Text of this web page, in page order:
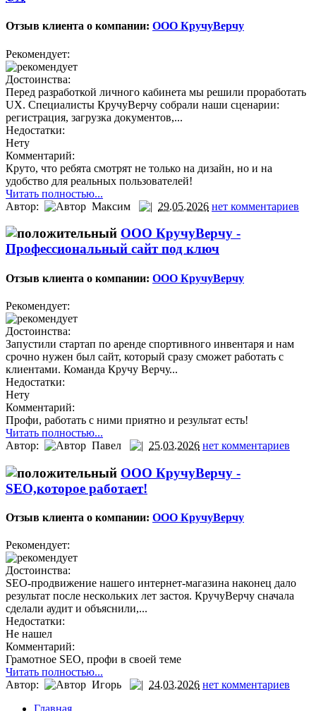
Отзыв клиента о компании: ООО КручуВерчу
Рекомендует:
Достоинства:
Перед разработкой личного кабинета мы решили проработать
UX. Специалисты КручуВерчу собрали наши сценарии:
регистрация, загрузка документов,...
Недостатки:
Нету
Комментарий:
Круто, что ребята смотрят не только на дизайн, но и на
удобство для реальных пользователей!
Читать полностью...
Автор:
Максим 29.05.2026 нет комментариев
ООО КручуВерчу -
Профессиональный сайт под ключ
Отзыв клиента о компании: ООО КручуВерчу
Рекомендует:
Достоинства:
Запустили стартап по аренде спортивного инвентаря и нам
срочно нужен был сайт, который сразу сможет работать с
клиентами. Команда Кручу Верчу...
Недостатки:
Нету
Комментарий:
Профи, работать с ними приятно и результат есть!
Читать полностью...
Автор:
Павел 25.03.2026 нет комментариев
ООО КручуВерчу -
SEO,которое работает!
Отзыв клиента о компании: ООО КручуВерчу
Рекомендует:
Достоинства:
SEO-продвижение нашего интернет‑магазина наконец дало
результат после нескольких лет застоя. КручуВерчу сначала
сделали аудит и объяснили,...
Недостатки:
Не нашел
Комментарий:
Грамотное SEO, профи в своей теме
Читать полностью...
Автор:
Игорь 24.03.2026 нет комментариев